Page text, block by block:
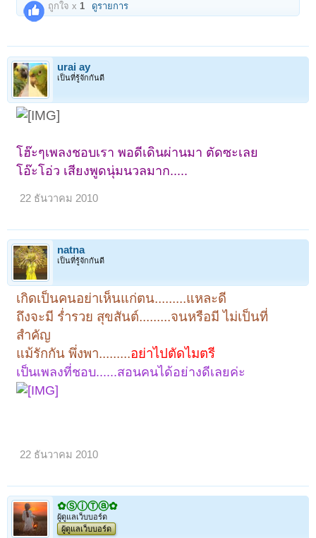
ถูกใจ x1 ดูรายการ
urai ay
เป็นที่รู้จักกันดี
โฮ๊ะๆเพลงชอบเรา พอดีเดินผ่านมา ตัดซะเลย
โอ๊ะโอ่ว เสียงพูดนุ่มนวลมาก.....
22 ธันวาคม 2010
natna
เป็นที่รู้จักกันดี
เกิดเป็นคนอย่าเห็นแก่ตน.........แหละดี
ถึงจะมี ร่ำรวย สุขสันต์.........จนหรือมี ไม่เป็นที่
สำคัญ
แม้รักกัน พึ่งพา.........อย่าไปตัดไมตรี
เป็นเพลงที่ชอบ......สอนคนได้อย่างดีเลยค่ะ
22 ธันวาคม 2010
✿ⓈⓘⓉⓐ✿
ผู้ดูแลเว็บบอร์ด
ผู้ดูแลเว็บบอร์ด